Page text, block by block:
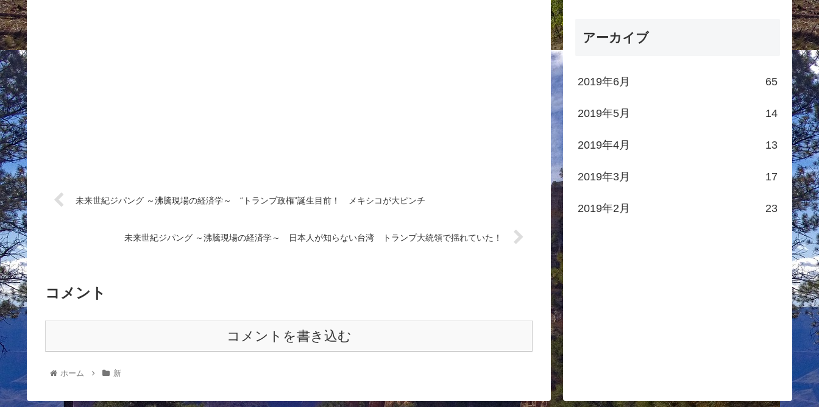
未来世紀ジパング ～沸騰現場の経済学～ “トランプ政権”誕生目前！ メキシコが大ピンチ
未来世紀ジパング ～沸騰現場の経済学～ 日本人が知らない台湾 トランプ大統領で揺れていた！
コメント
コメントを書き込む
ホーム 新
アーカイブ
2019年6月 65
2019年5月 14
2019年4月 13
2019年3月 17
2019年2月 23